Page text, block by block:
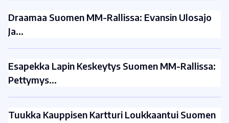
Draamaa Suomen MM-Rallissa: Evansin Ulosajo
Ja…
Esapekka Lapin Keskeytys Suomen MM-Rallissa:
Pettymys…
Tuukka Kauppisen Kartturi Loukkaantui Suomen